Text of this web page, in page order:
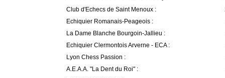
Club d'Echecs de Saint Menoux :
Echiquier Romanais-Peageois :
La Dame Blanche Bourgoin-Jallieu :
Echiquier Clermontois Arverne - ECA :
Lyon Chess Passion :
A.E.A.A. "La Dent du Roi" :